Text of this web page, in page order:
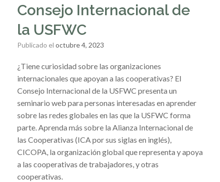
Consejo Internacional de
la USFWC
Publicado el octubre 4, 2023
¿Tiene curiosidad sobre las organizaciones
internacionales que apoyan a las cooperativas? El
Consejo Internacional de la USFWC presenta un
seminario web para personas interesadas en aprender
sobre las redes globales en las que la USFWC forma
parte. Aprenda más sobre la Alianza Internacional de
las Cooperativas (ICA por sus siglas en inglés),
CICOPA, la organización global que representa y apoya
a las cooperativas de trabajadores, y otras
cooperativas.